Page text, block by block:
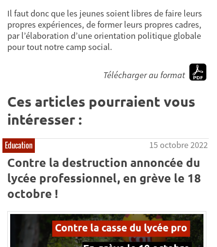
Il faut donc que les jeunes soient libres de faire leurs
propres expériences, de former leurs propres cadres,
par l’élaboration d’une orientation politique globale
pour tout notre camp social.
Télécharger au format
Ces articles pourraient vous
intéresser :
Education 15 octobre 2022
Contre la destruction annoncée du
lycée professionnel, en grève le 18
octobre !